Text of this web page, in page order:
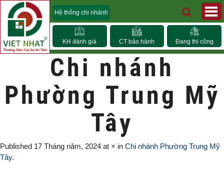
Hệ thống chi nhánh
KH đánh giá CT bảo hành Đang thi công
Chi nhánh
Phường Trung Mỹ
Tây
Published 17 Tháng năm, 2024 at × in Chi nhánh Phường Trung Mỹ
Tây.